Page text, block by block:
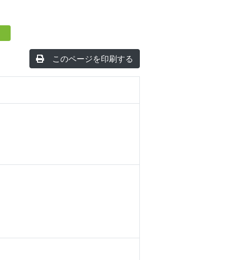
このページを印刷する